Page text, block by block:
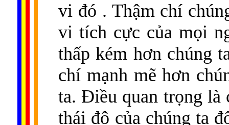
vi đó . Thậm chí
vi tích cực của mọi
thấp kém hơn chúng
chí mạnh mẽ hơn
ta. Điều quan trọng là
thái độ của chúng ta